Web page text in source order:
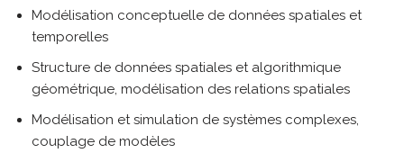
Modélisation conceptuelle de données spatiales et
temporelles
Structure de données spatiales et algorithmique
géométrique, modélisation des relations spatiales
Modélisation et simulation de systèmes complexes,
couplage de modèles